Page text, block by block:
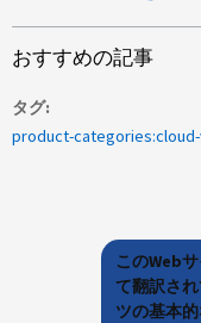
おすすめの記事
タグ
product-
このWeb
て翻訳さ
ツの基本